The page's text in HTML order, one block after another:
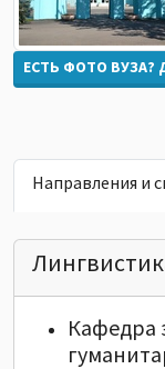
ЕСТЬ ФОТО ВУЗА?
Направления и
Кафедра